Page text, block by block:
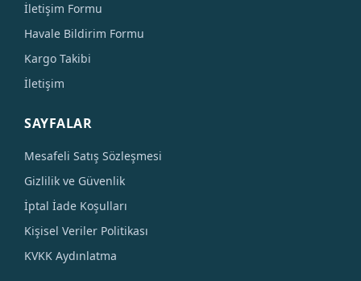
İletişim Formu
Havale Bildirim Formu
Kargo Takibi
İletişim
SAYFALAR
Mesafeli Satış Sözleşmesi
Gizlilik ve Güvenlik
İptal İade Koşulları
Kişisel Veriler Politikası
KVKK Aydınlatma